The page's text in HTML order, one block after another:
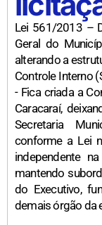
Lei 561/2013 –
Geral do
alterando a
Controle Interno
- Fica criada a
Caracaraí,
Secretaria
conforme a Lei
independente
mantendo
do Executivo,
demais órgão da